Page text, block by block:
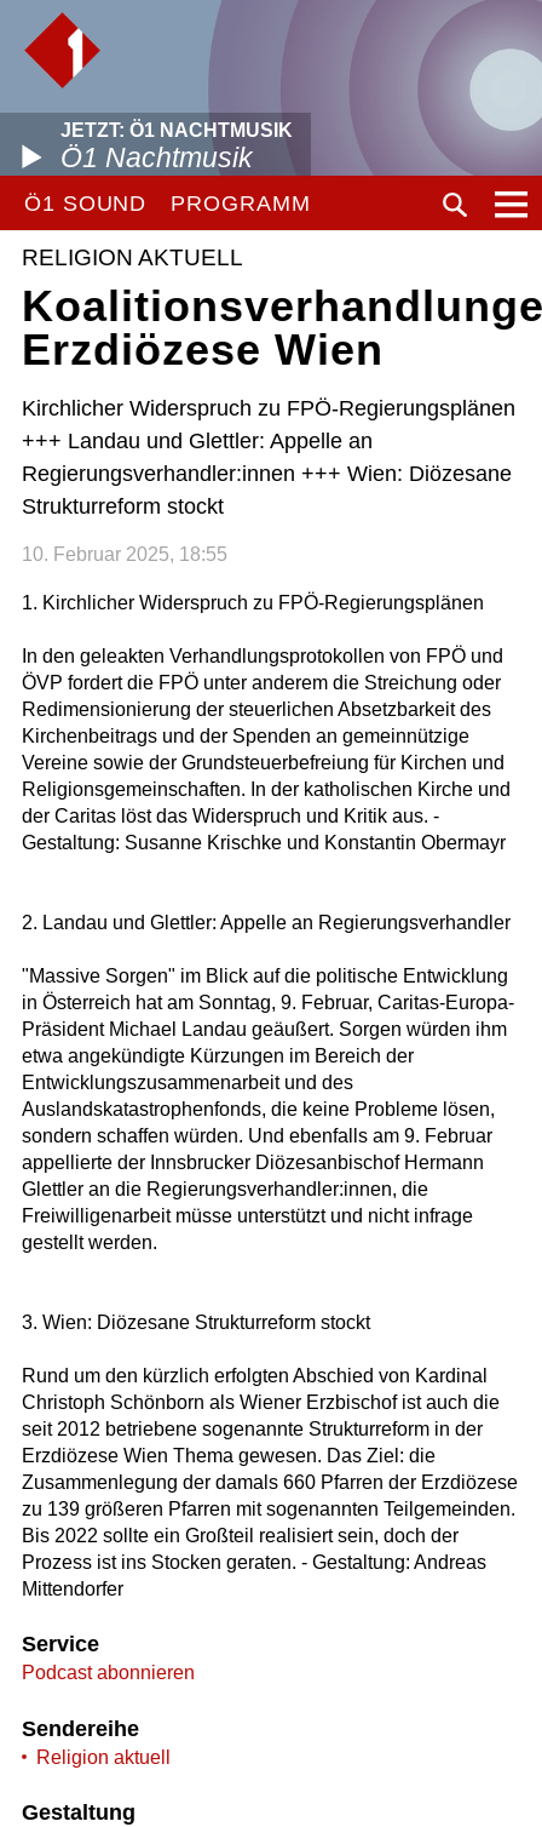
JETZT: Ö1 NACHTMUSIK
Ö1 Nachtmusik
Ö1 SOUND PROGRAMM
RELIGION AKTUELL
Erzdiözese Wien
Kirchlicher Widerspruch zu FPÖ-Regierungsplänen
+++ Landau und Glettler: Appelle an
Regierungsverhandler:innen +++ Wien: Diözesane
Strukturreform stockt
10. Februar 2025, 18:55
1. Kirchlicher Widerspruch zu FPÖ-Regierungsplänen
In den geleakten Verhandlungsprotokollen von FPÖ und
ÖVP fordert die FPÖ unter anderem die Streichung oder
Redimensionierung der steuerlichen Absetzbarkeit des
Kirchenbeitrags und der Spenden an gemeinnützige
Vereine sowie der Grundsteuerbefreiung für Kirchen und
Religionsgemeinschaften. In der katholischen Kirche und
der Caritas löst das Widerspruch und Kritik aus. -
Gestaltung: Susanne Krischke und Konstantin Obermayr
2. Landau und Glettler: Appelle an Regierungsverhandler
"Massive Sorgen" im Blick auf die politische Entwicklung
in Österreich hat am Sonntag, 9. Februar, Caritas-Europa-
Präsident Michael Landau geäußert. Sorgen würden ihm
etwa angekündigte Kürzungen im Bereich der
Entwicklungszusammenarbeit und des
Auslandskatastrophenfonds, die keine Probleme lösen,
sondern schaffen würden. Und ebenfalls am 9. Februar
appellierte der Innsbrucker Diözesanbischof Hermann
Glettler an die Regierungsverhandler:innen, die
Freiwilligenarbeit müsse unterstützt und nicht infrage
gestellt werden.
3. Wien: Diözesane Strukturreform stockt
Rund um den kürzlich erfolgten Abschied von Kardinal
Christoph Schönborn als Wiener Erzbischof ist auch die
seit 2012 betriebene sogenannte Strukturreform in der
Erzdiözese Wien Thema gewesen. Das Ziel: die
Zusammenlegung der damals 660 Pfarren der Erzdiözese
zu 139 größeren Pfarren mit sogenannten Teilgemeinden.
Bis 2022 sollte ein Großteil realisiert sein, doch der
Prozess ist ins Stocken geraten. - Gestaltung: Andreas
Mittendorfer
Service
Podcast abonnieren
Sendereihe
Religion aktuell
Gestaltung